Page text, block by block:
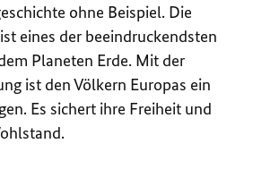
ohne Beispiel. Die
eines der beeindruckendsten
Planeten Erde. Mit der
ist den Völkern Europas ein
Es sichert ihre Freiheit und